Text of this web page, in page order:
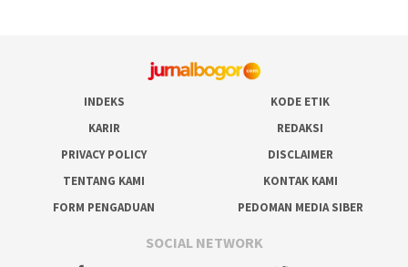
INDEKS
KODE ETIK
KARIR
REDAKSI
PRIVACY POLICY
DISCLAIMER
TENTANG KAMI
KONTAK KAMI
FORM PENGADUAN
PEDOMAN MEDIA SIBER
SOCIAL NETWORK